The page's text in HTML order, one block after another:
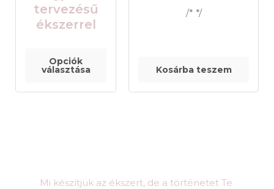
tervezésű
ékszerrel
Opciók
választása Kosárba teszem
/* */
Mi készítjük az ékszert, de a történetet Te